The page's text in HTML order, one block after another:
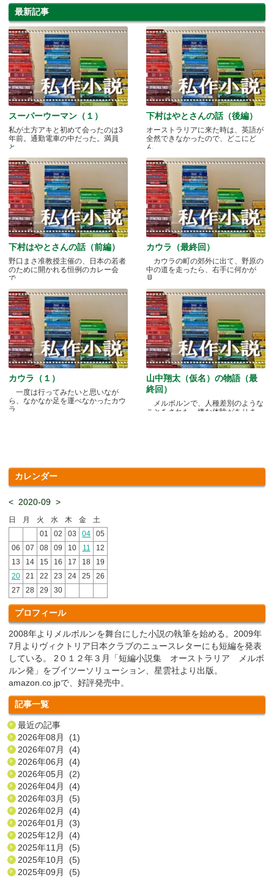
最新記事
スーパーウーマン（１）
私が土方アキと初めて会ったのは3
年前。通勤電車の中だった。満員
と.....
下村はやとさんの話（後編）
オーストラリアに来た時は、英語が
全然できなかったので、どこにど
ん.....
下村はやとさんの話（前編）
野口まさ准教授主催の、日本の若者
のために開かれる恒例のカレー会
で.....
カウラ（最終回）
カウラの町の郊外に出て、野原の
中の道を走ったら、右手に何かが
見.....
カウラ（１）
一度は行ってみたいと思いなが
ら、なかなか足を運べなかったカウ
ラ.....
山中翔太（仮名）の物語（最
終回）
メルボルンで、人種差別のような
ことをされた、嫌な体験がありま
カレンダー
< 2020-09 >
日 月 火 水 木 金
土
01
02 03 04
05
06
07 08 09 10 11
12
13
14 15 16 17 18
19
20
21 22 23 24 25
26
27
28 29 30
プロフィール
2008年よりメルボルンを舞台にした小説の執筆を始める。2009年
7月よりヴィクトリア日本クラブのニュースレターにも短編を発表
している。 2０１２年３月「短編小説集 オーストラリア メルボ
ルン発」をブイツーソリューション、星雲社より出版。
amazon.co.jpで、好評発売中。
記事一覧
最近の記事
2026年08月 (1)
2026年07月 (4)
2026年06月 (4)
2026年05月 (2)
2026年04月 (4)
2026年03月 (5)
2026年02月 (4)
2026年01月 (3)
2025年12月 (4)
2025年11月 (5)
2025年10月 (5)
2025年09月 (5)